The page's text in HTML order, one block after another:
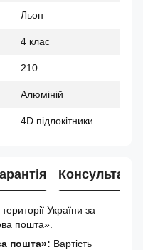
Льон
4 клас
210
Алюміній
4D підлокітники
Консультація
України за
пошта».
пошта»: Вартість